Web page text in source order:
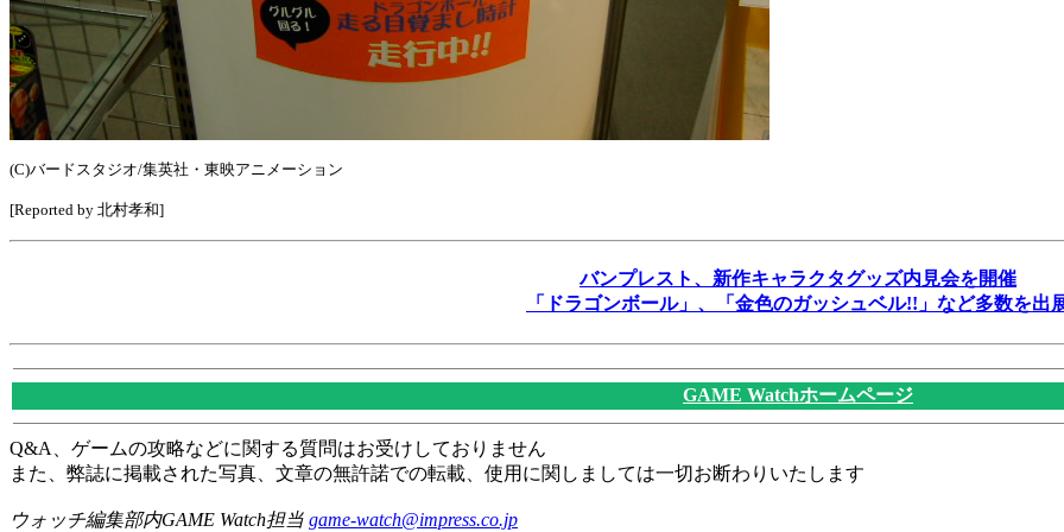
(C)バードスタジオ/集英社・東映アニメーション
[Reported by 北村孝和]
バンプレスト、新作キャラクタグッズ内見会を開催
「ドラゴンボール」、「金色のガッシュベル!!」など多数を出
GAME Watchホームページ
Q&A、ゲームの攻略などに関する質問はお受けしておりません
また、弊誌に掲載された写真、文章の無許諾での転載、使用に関しましては一切お断わりいたします
ウォッチ編集部内GAME Watch担当 game-watch@impress.co.jp